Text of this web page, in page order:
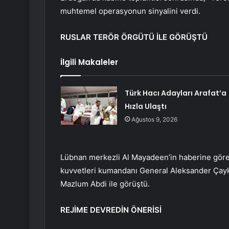
muhtemel operasyonun sinyalini verdi.
RUSLAR TERÖR ÖRGÜTÜ İLE GÖRÜŞTÜ
İlgili Makaleler
Türk Hacı Adayları Arafat’a
Hızla Ulaştı
Ağustos 9, 2026
Lübnan merkezli Al Mayadeen’in haberine
kuvvetleri kumandanı General Aleksander
Mazlum Abdi ile görüştü.
REJİME DEVREDİN ÖNERİSİ